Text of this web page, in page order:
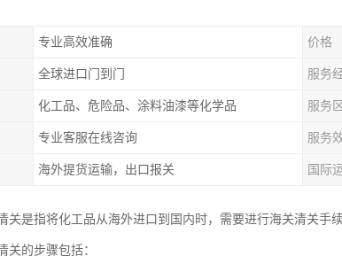
专业高效准确 价格
全球进口门到门 服务
化工品、危险品、涂料油漆等化学品 服务
专业客服在线咨询 服务
海外提货运输，出口报关 国际
关是指将化工品从海外进口到国内时，需要进行海关清关手续
关的步骤包括：